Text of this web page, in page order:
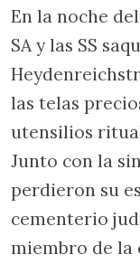
En la noche
SA y las SS
las telas
utensilios
Junto con la
perdieron su
cementerio
miembro de la